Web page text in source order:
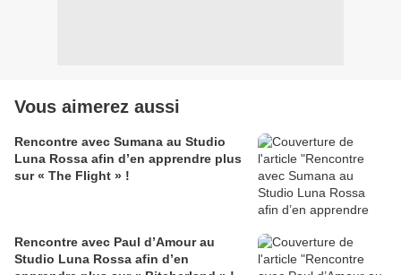
Vous aimerez aussi
Rencontre avec Sumana au Studio
Luna Rossa afin d’en apprendre plus
sur « The Flight » !
Rencontre avec Paul d’Amour au
Studio Luna Rossa afin d’en